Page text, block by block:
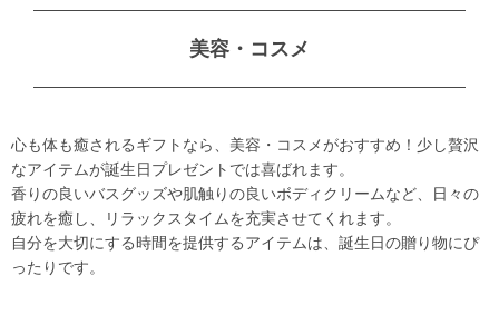
美容・コスメ
心も体も癒されるギフトなら、美容・コスメがおすすめ！少し贅沢
なアイテムが誕生日プレゼントでは喜ばれます。
香りの良いバスグッズや肌触りの良いボディクリームなど、日々の
疲れを癒し、リラックスタイムを充実させてくれます。
自分を大切にする時間を提供するアイテムは、誕生日の贈り物にぴ
ったりです。